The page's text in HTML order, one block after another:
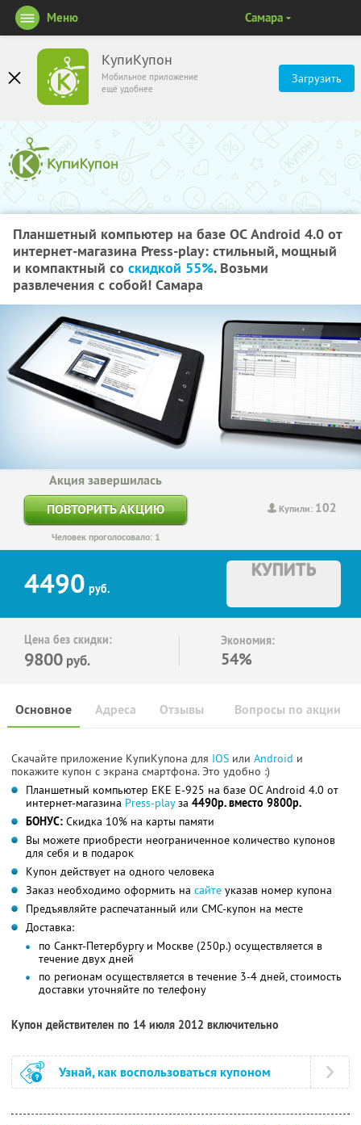
КупиКупон
Мобильное приложение
ещё удобнее
Загрузить
Меню Самара
Планшетный компьютер на базе ОС Android 4.0 от
интернет-магазина Press-play: стильный, мощный
и компактный со скидкой 55%. Возьми
развлечения с собой! Самара
Купили: 102
Акция завершилась
ПОВТОРИТЬ АКЦИЮ
Человек проголосовало: 1
4490 руб.
КУПИТЬ
Цена без скидки:
9800 руб.
Экономия:
54%
Основное Отзывы Вопросы по акции
Адреса
Скачайте приложение КупиКупона для IOS или Android и
покажите купон с экрана смартфона. Это удобно :)
Планшетный компьютер EKE E-925 на базе ОС Android 4.0 от
интернет-магазина Press-playза 4490р. вместо 9800р.
БОНУС: Скидка 10% на карты памяти
Вы можете приобрести неограниченное количество купонов
для себя и в подарок
Купон действует на одного человека
Заказ необходимо оформить на сайте указав номер купона
Предъявляйте распечатанный или СМС-купон на месте
Доставка:
по Санкт-Петербургу и Москве (250р.) осуществляется в
течение двух дней
по регионам осуществляется в течение 3-4 дней, стоимость
доставки уточняйте по телефону
Купон действителен по 14 июля 2012 включительно
Узнай, как воспользоваться купоном